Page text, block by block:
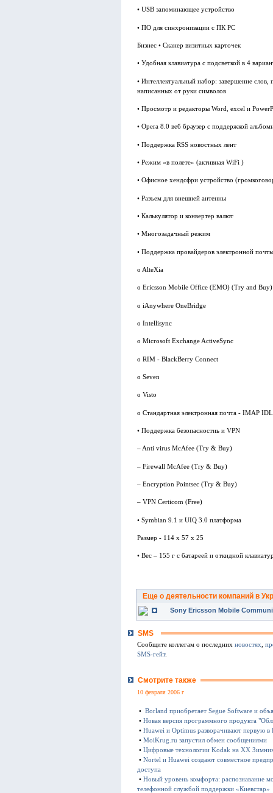
• USB запоминающее устройство
• ПО для синхронизации с ПК PC
Бизнес • Сканер визитных карточек
• Удобная клавиатура с подсветкой в 4
• Интеллектуальный набор: завершение слов,
написанных от руки символов
• Просмотр и редакторы Word, excel и
• Opera 8.0 веб браузер с поддержкой
• Поддержка RSS новостных лент
• Режим «в полете» (активная WiFi )
• Офисное хендсфри устройство
• Разъем для внешней антенны
• Калькулятор и конвертер валют
• Многозадачный режим
• Поддержка провайдеров электронной
o AlteXia
o Ericsson Mobile Office (EMO) (Try and Buy)
o iAnywhere OneBridge
o Intellisync
o Microsoft Exchange ActiveSync
o RIM - BlackBerry Connect
o Seven
o Visto
o Стандартная электронная почта - IMAP
• Поддержка безопасностиь и VPN
– Anti virus McAfee (Try & Buy)
– Firewall McAfee (Try & Buy)
– Encryption Pointsec (Try & Buy)
– VPN Certicom (Free)
• Symbian 9.1 и UIQ 3.0 платформа
Размер - 114 x 57 x 25
• Вес – 155 г с батареей и откидной
Еще о деятельности компаний в
Sony Ericsson Mobile
SMS
Сообщите коллегам о последних новостях
SMS-гейт.
Смотрите также
10 февраля 2006 г
• Borland приобретает Segue Software и
• Новая версия программного продукта
• Huawei и Optimus разворачивают первую в
• MoiKrug.ru запустил обмен сообщениями
• Цифровые технологии Kodak на XX
• Nortel и Huawei создают совместное
доступа
• Новый уровень комфорта: распознавание
телефонной службой поддержки «Киевстар»